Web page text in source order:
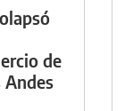
de
Andes